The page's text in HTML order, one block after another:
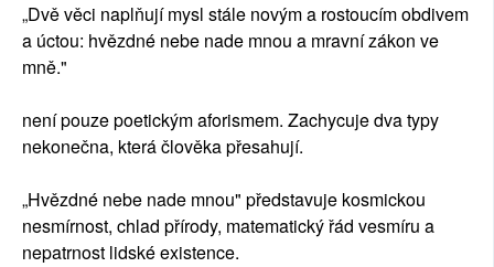
„Dvě věci naplňují mysl stále novým a rostoucím obdivem
a úctou: hvězdné nebe nade mnou a mravní zákon ve
mně."
není pouze poetickým aforismem. Zachycuje dva typy
nekonečna, která člověka přesahují.
„Hvězdné nebe nade mnou" představuje kosmickou
nesmírnost, chlad přírody, matematický řád vesmíru a
nepatrnost lidské existence.